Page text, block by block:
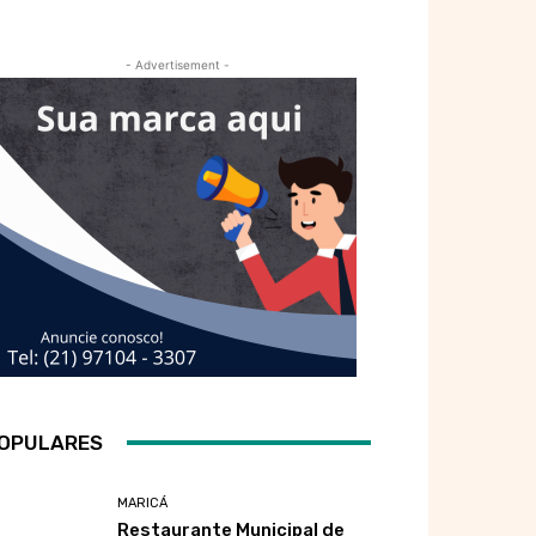
- Advertisement -
MARICÁ
Restaurante Municipal de